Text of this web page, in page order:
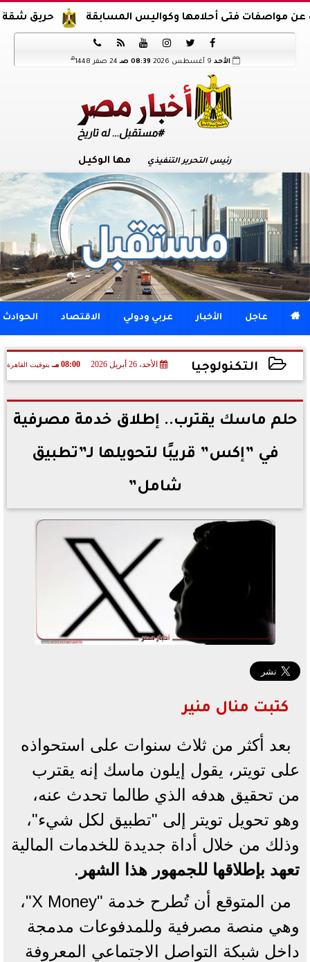
حريق شقة في الدرب أحلامها وكواليس المسابقة






الأحد 08:39 صـ 24 صفر 1448 هـ
رئيس التحرير التنفيذي مها الوكيل
 عاجل الأخبار عربي ودولي الاقتصاد الحوادث
التكنولوجيا الأحد، 26 أبريل 2026 08:00 مـ بتوقيت القاهرة
2026-04-26 20:00:02
حلم ماسك يقترب.. إطلاق خدمة مصرفية
في ”إكس” قريبًا لتحويلها لـ”تطبيق
شامل”
كتبت منال منير
بعد أكثر من ثلاث سنوات على استحواذه
على تويتر، يقول إيلون ماسك إنه يقترب
من تحقيق هدفه الذي طالما تحدث عنه،
وهو تحويل تويتر إلى "تطبيق لكل شيء"،
وذلك من خلال أداة جديدة للخدمات المالية
تعهد بإطلاقها للجمهور هذا الشهر .
من المتوقع أن تُطرح خدمة "X Money"،
وهي منصة مصرفية وللمدفوعات مدمجة
داخل شبكة التواصل الاجتماعي المعروفة